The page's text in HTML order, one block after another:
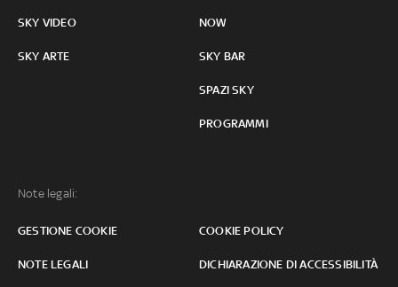
SKY VIDEO
SKY ARTE
NOW
SKY BAR
SPAZI SKY
PROGRAMMI
Note legali:
GESTIONE COOKIE COOKIE POLICY
NOTE LEGALI DICHIARAZIONE DI ACCESSIBILITÀ